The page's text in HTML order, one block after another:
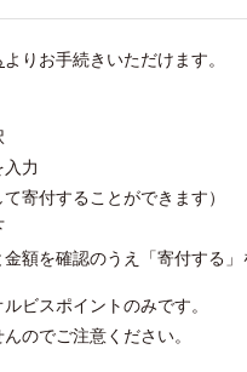
よりお手続きいただけます。
力
寄付することができます）
額を確認のうえ「寄付する
ビスポイントのみです。
のでご注意ください。